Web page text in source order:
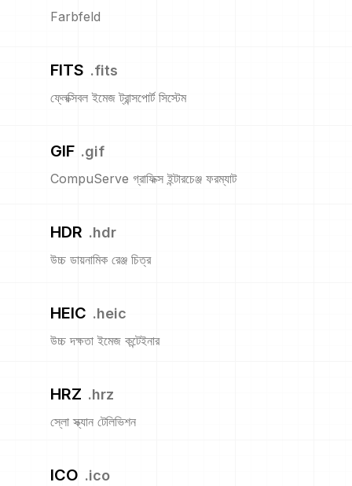
Farbfeld
FITS .fits
ফ্লেক্সিবল ইমেজ ট্রান্সপোর্ট সিস্টেম
GIF .gif
CompuServe গ্রাফিক্স ইন্টারচেঞ্জ ফরম্যাট
HDR .hdr
উচ্চ ডায়নামিক রেঞ্জ চিত্র
HEIC .heic
উচ্চ দক্ষতা ইমেজ কন্টেইনার
HRZ .hrz
স্লো স্ক্যান টেলিভিশন
ICO .ico